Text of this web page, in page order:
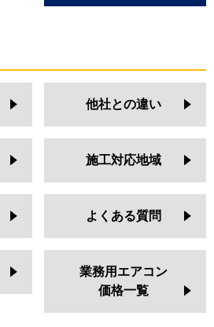
他社との違い
施工対応地域
よくある質問
業務用エアコン
価格一覧